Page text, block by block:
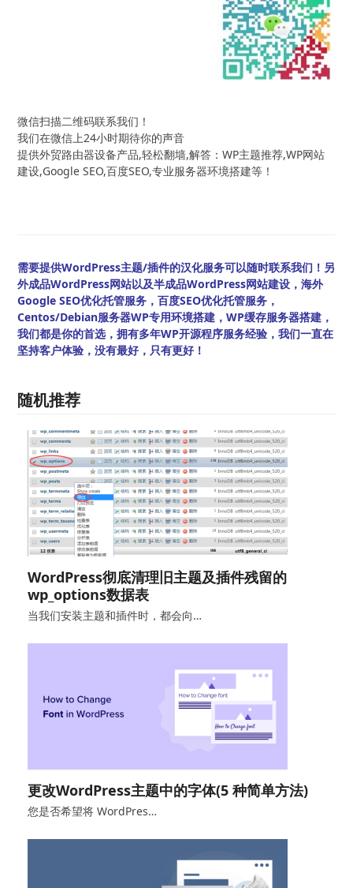
微信扫描二维码联系我们！
我们在微信上24小时期待你的声音
提供外贸路由器设备产品,轻松翻墙,解答：WP主题推荐,WP网站
建设,Google SEO,百度SEO,专业服务器环境搭建等！
需要提供WordPress主题/插件的汉化服务可以随时联系我们！另
外成品WordPress网站以及半成品WordPress网站建设，海外
Google SEO优化托管服务，百度SEO优化托管服务，
Centos/Debian服务器WP专用环境搭建，WP缓存服务器搭建，
我们都是你的首选，拥有多年WP开源程序服务经验，我们一直在
坚持客户体验，没有最好，只有更好！
随机推荐
WordPress彻底清理旧主题及插件残留的
wp_options数据表
当我们安装主题和插件时，都会向…
更改WordPress主题中的字体(5 种简单方法)
您是否希望将 WordPres…